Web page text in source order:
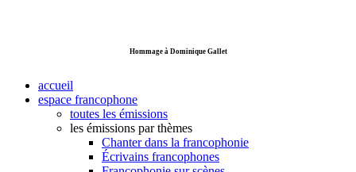
Hommage à Dominique Gallet
accueil
espace francophone
toutes les émissions
les émissions par thèmes
Chanter dans la francophonie
Écrivains francophones